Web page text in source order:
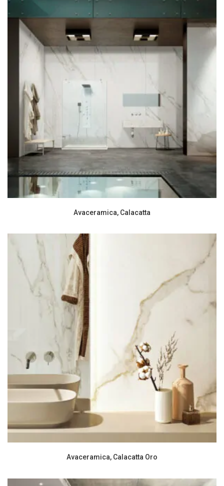
Avaceramica, Calacatta
Avaceramica, Calacatta Oro